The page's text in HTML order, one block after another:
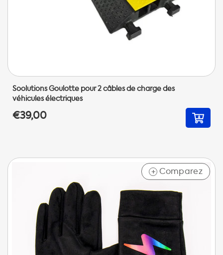
Soolutions Goulotte pour 2 câbles de charge des
véhicules électriques
€39,00
+ Comparez